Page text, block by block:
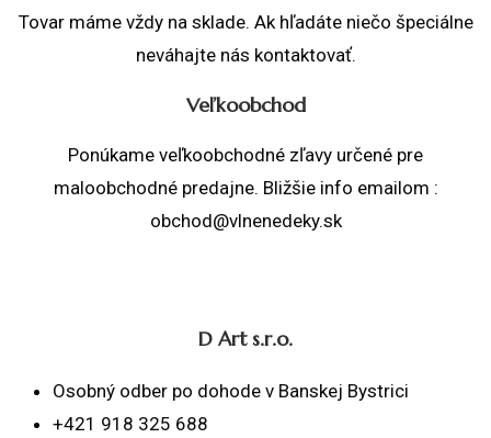
Tovar máme vždy na sklade. Ak hľadáte niečo špeciálne
neváhajte nás kontaktovať.
Veľkoobchod
Ponúkame veľkoobchodné zľavy určené pre
maloobchodné predajne. Bližšie info emailom :
obchod@vlnenedeky.sk
D Art s.r.o.
Osobný odber po dohode v Banskej Bystrici
+421 918 325 688